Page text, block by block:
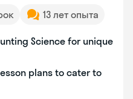
13 лет опыта
Science for unique
plans to cater to